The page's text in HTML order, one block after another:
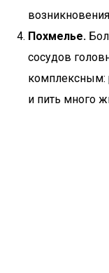
Похмелье.
сосудов
комплексным:
и пить много